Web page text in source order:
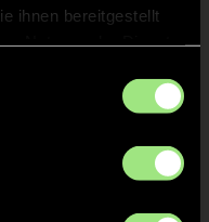
ihnen bereitgestellt